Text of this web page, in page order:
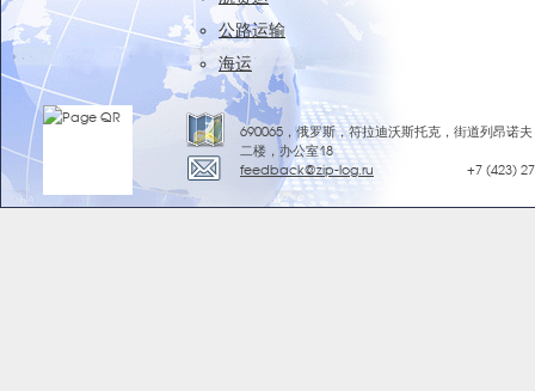
公路运输
海运
690065，俄罗斯，符拉迪沃斯托克，街道列昂诺
二楼，办公室18
feedback@zip-log.ru
+7 (423)